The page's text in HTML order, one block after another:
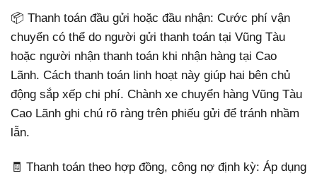
📦 Thanh toán đầu gửi hoặc đầu nhận: Cước phí vận
chuyển có thể do người gửi thanh toán tại Vũng Tàu
hoặc người nhận thanh toán khi nhận hàng tại Cao
Lãnh. Cách thanh toán linh hoạt này giúp hai bên chủ
động sắp xếp chi phí. Chành xe chuyển hàng Vũng Tàu
Cao Lãnh ghi chú rõ ràng trên phiếu gửi để tránh nhầm
lẫn.
🧾 Thanh toán theo hợp đồng, công nợ định kỳ: Áp dụng